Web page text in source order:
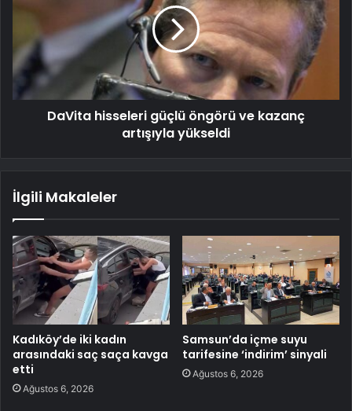
DaVita hisseleri güçlü öngörü ve kazanç
artışıyla yükseldi
İlgili Makaleler
Kadıköy’de iki kadın
arasındaki saç saça kavga
etti
Ağustos 6, 2026
Samsun’da içme suyu
tarifesine ‘indirim’ sinyali
Ağustos 6, 2026